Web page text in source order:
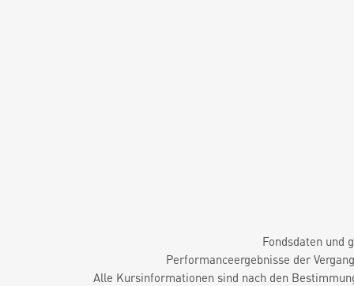
Fondsdaten und
Performanceergebnisse der
Alle Kursinformationen sind nach den